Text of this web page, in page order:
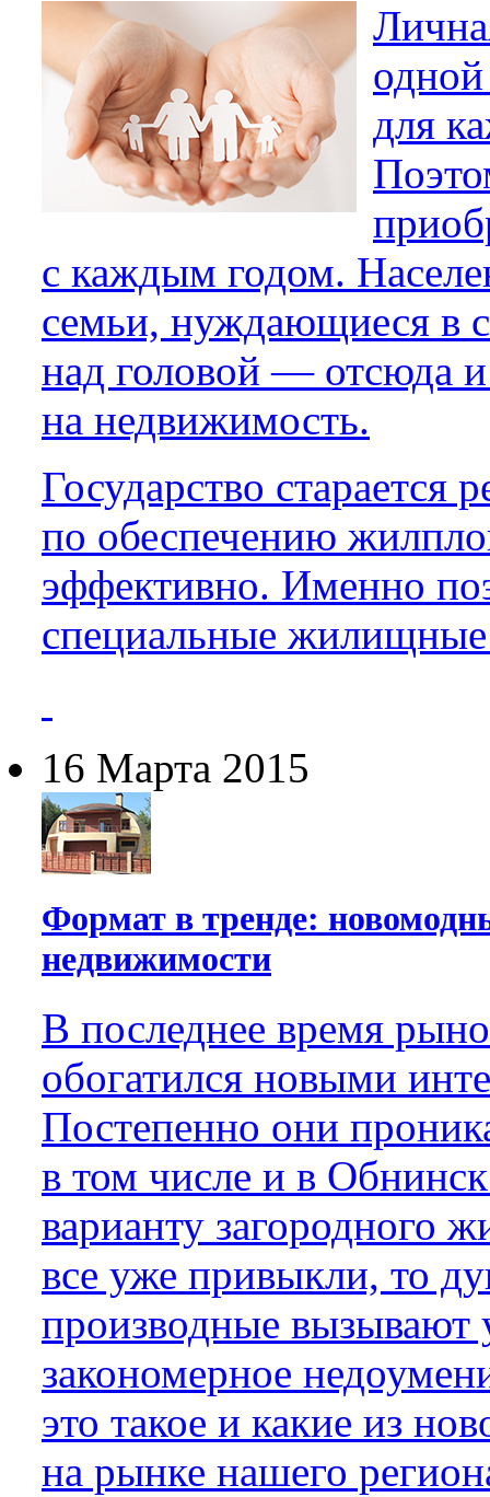
для
с каждым годом.
семьи, нуждающиеся в
над головой — отсюда
на недвижимость.
Государство старается
по обеспечению
эффективно. Именно
специальные
16 Марта 2015
Формат в тренде:
недвижимости
В последнее время
обогатился новыми
Постепенно они
в том числе и в
варианту загородного
все уже привыкли, то
производные вызывают
закономерное
это такое и какие из
на рынке нашего